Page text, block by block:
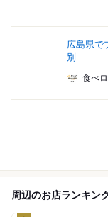
広島県で
別
食べ
周辺のお店ランキン